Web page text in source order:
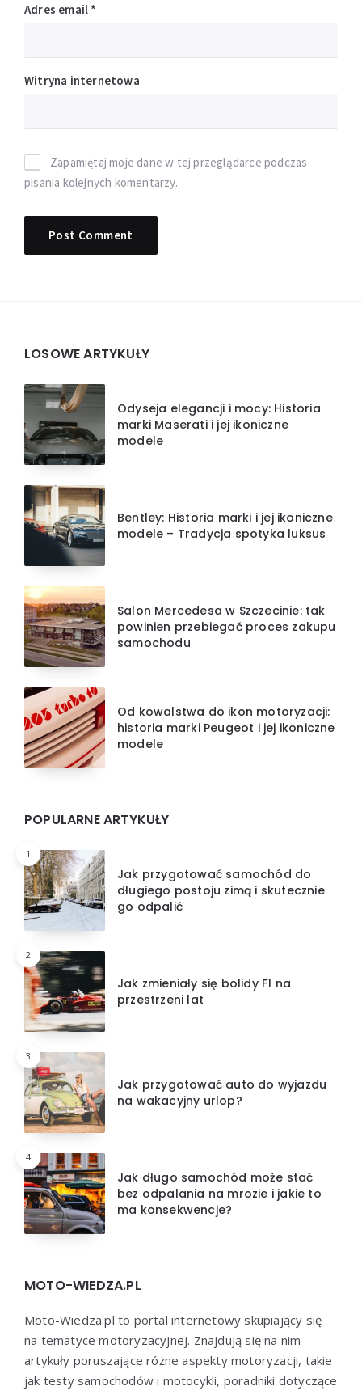
Adres email *
Witryna internetowa
Zapamiętaj moje dane w tej przeglądarce podczas
pisania kolejnych komentarzy.
Widgets
LOSOWE ARTYKUŁY
Odyseja elegancji i mocy: Historia
marki Maserati i jej ikoniczne
modele
Bentley: Historia marki i jej ikoniczne
modele – Tradycja spotyka luksus
Salon Mercedesa w Szczecinie: tak
powinien przebiegać proces zakupu
samochodu
Od kowalstwa do ikon motoryzacji:
historia marki Peugeot i jej ikoniczne
modele
POPULARNE ARTYKUŁY
1
Jak przygotować samochód do
długiego postoju zimą i skutecznie
go odpalić
2
Jak zmieniały się bolidy F1 na
przestrzeni lat
3
Jak przygotować auto do wyjazdu
na wakacyjny urlop?
4
Jak długo samochód może stać
bez odpalania na mrozie i jakie to
ma konsekwencje?
MOTO-WIEDZA.PL
Moto-Wiedza.pl to portal internetowy skupiający się
na tematyce motoryzacyjnej. Znajdują się na nim
artykuły poruszające różne aspekty motoryzacji, takie
jak testy samochodów i motocykli, poradniki dotyczące